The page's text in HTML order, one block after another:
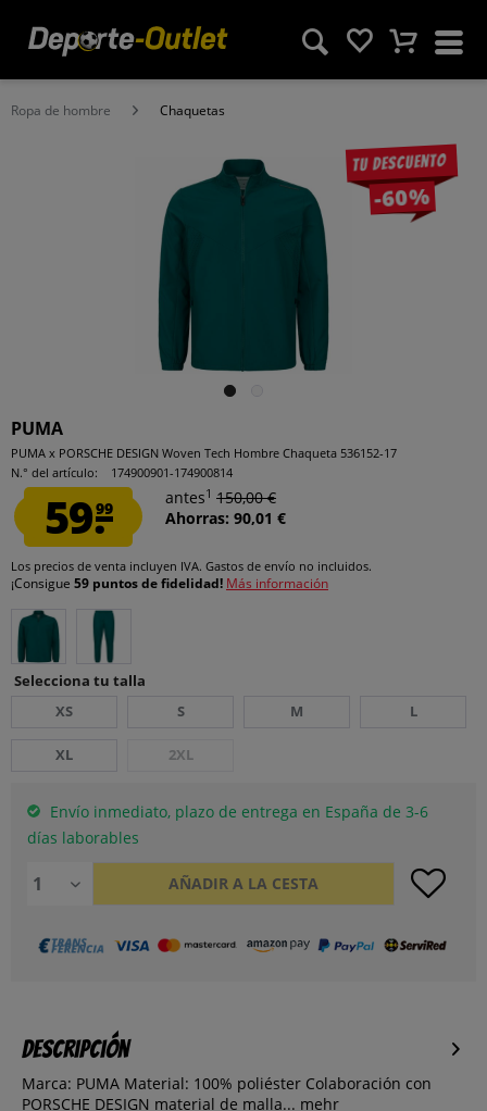
Ropa de hombre Chaquetas
Tu descuento
-60%
PUMA
PUMA x PORSCHE DESIGN Woven Tech Hombre Chaqueta 536152-17
N.° del artículo:
174900901-174900814
59.99
antes1 150,00 €
Ahorras: 90,01 €
Los precios de venta incluyen IVA. Gastos de envío no incluidos.
¡Consigue 59 puntos de fidelidad! Más información
Selecciona tu talla
XS
S M L
XL 2XL
Envío inmediato, plazo de entrega en España de 3-6
días laborables
AÑADIR A LA CESTA
Descripción
Marca: PUMA Material: 100% poliéster Colaboración con
PORSCHE DESIGN material de malla... mehr